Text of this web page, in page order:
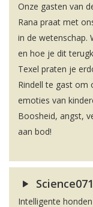
Onze gasten van
Rana praat met
in de wetenschap.
en hoe je dit
Texel praten je
Rindell te gast om
emoties van
Boosheid, angst,
aan bod!
Science071
Intelligente